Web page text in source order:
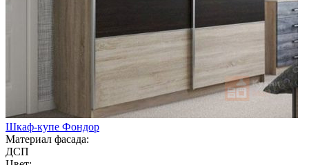
Шкаф-купе Фондор
Материал фасада:
ДСП